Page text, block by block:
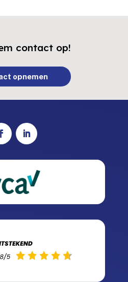
contact op!
opnemen